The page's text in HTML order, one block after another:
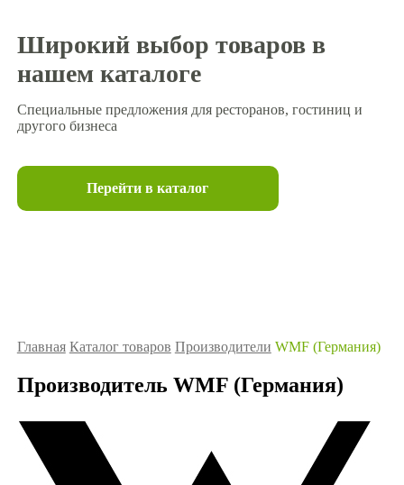
Широкий выбор товаров в
нашем каталоге
Специальные предложения для ресторанов, гостиниц и
другого бизнеса
Перейти в каталог
Главная Каталог товаров Производители WMF (Германия)
Производитель WMF (Германия)